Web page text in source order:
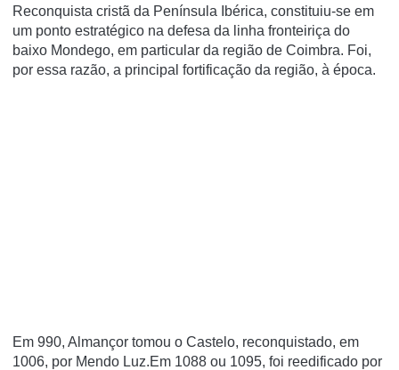
Reconquista cristã da Pení­nsula Ibérica, constituiu-se em
um ponto estratégico na defesa da linha fronteiriça do
baixo Mondego, em particular da região de Coimbra. Foi,
por essa razão, a principal fortificação da região, à época.
Em 990, Almançor tomou o Castelo, reconquistado, em
1006, por Mendo Luz.Em 1088 ou 1095, foi reedificado por